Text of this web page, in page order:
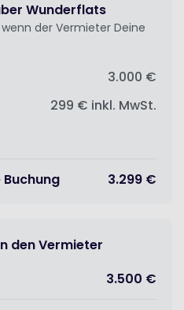
Wunderflats
der Vermieter Deine
3.000 €
299 € inkl. MwSt.
3.299 €
den Vermieter
3.500 €